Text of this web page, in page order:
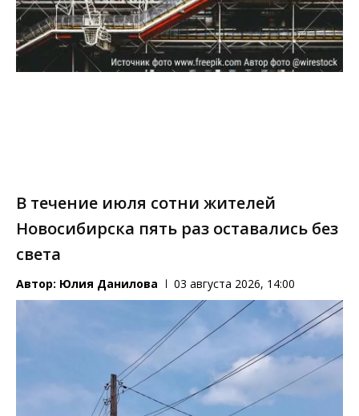
В течение июля сотни жителей
Новосибирска пять раз оставались без
света
Автор: Юлия Данилова 03 августа 2026, 14:00